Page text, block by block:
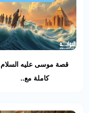
قصة موسى عليه السلام
كاملة مع..